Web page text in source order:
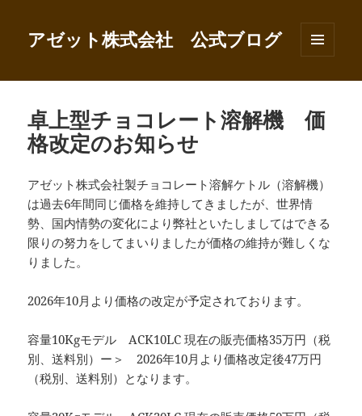
アゼット株式会社 公式ブログ
ーとウ
ット
卓上型チョコレート溶解機 価
格改定のお知らせ
アゼット株式会社製チョコレート溶解ケトル（溶解機）
は過去6年間同じ価格を維持してきましたが、世界情
勢、国内情勢の変化により弊社といたしましてはできる
限りの努力をしてまいりましたが価格の維持が難しくな
りました。
2026年10月より価格の改定が予定されております。
容量10Kgモデル ACK10LC 現在の販売価格35万円（税
別、送料別）ー＞ 2026年10月より価格改定後47万円
（税別、送料別）となります。